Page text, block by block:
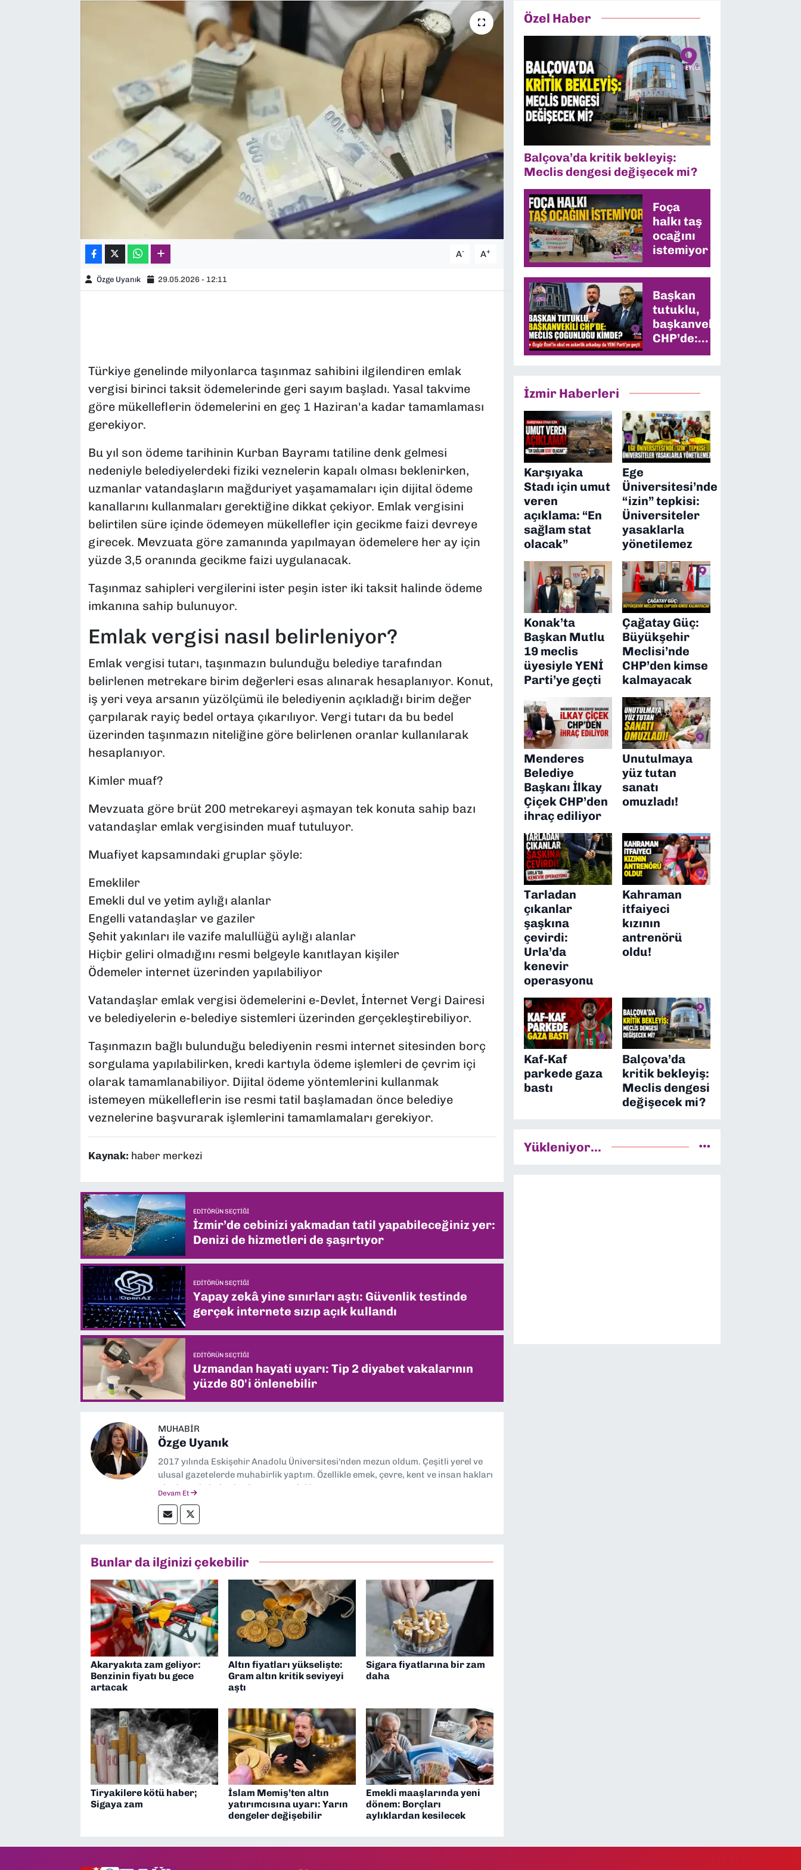
A- A+
Özge Uyanık 29.05.2026 - 12:11
Türkiye genelinde milyonlarca taşınmaz sahibini ilgilendiren emlak
vergisi birinci taksit ödemelerinde geri sayım başladı. Yasal takvime
göre mükelleflerin ödemelerini en geç 1 Haziran'a kadar tamamlaması
gerekiyor.
Bu yıl son ödeme tarihinin Kurban Bayramı tatiline denk gelmesi
nedeniyle belediyelerdeki fiziki veznelerin kapalı olması beklenirken,
uzmanlar vatandaşların mağduriyet yaşamamaları için dijital ödeme
kanallarını kullanmaları gerektiğine dikkat çekiyor. Emlak vergisini
belirtilen süre içinde ödemeyen mükellefler için gecikme faizi devreye
girecek. Mevzuata göre zamanında yapılmayan ödemelere her ay için
yüzde 3,5 oranında gecikme faizi uygulanacak.
Taşınmaz sahipleri vergilerini ister peşin ister iki taksit halinde ödeme
imkanına sahip bulunuyor.
Emlak vergisi nasıl belirleniyor?
Emlak vergisi tutarı, taşınmazın bulunduğu belediye tarafından
belirlenen metrekare birim değerleri esas alınarak hesaplanıyor. Konut,
iş yeri veya arsanın yüzölçümü ile belediyenin açıkladığı birim değer
çarpılarak rayiç bedel ortaya çıkarılıyor. Vergi tutarı da bu bedel
üzerinden taşınmazın niteliğine göre belirlenen oranlar kullanılarak
hesaplanıyor.
Kimler muaf?
Mevzuata göre brüt 200 metrekareyi aşmayan tek konuta sahip bazı
vatandaşlar emlak vergisinden muaf tutuluyor.
Muafiyet kapsamındaki gruplar şöyle:
Emekliler
Emekli dul ve yetim aylığı alanlar
Engelli vatandaşlar ve gaziler
Şehit yakınları ile vazife malullüğü aylığı alanlar
Hiçbir geliri olmadığını resmi belgeyle kanıtlayan kişiler
Ödemeler internet üzerinden yapılabiliyor
Vatandaşlar emlak vergisi ödemelerini e-Devlet, İnternet Vergi Dairesi
ve belediyelerin e-belediye sistemleri üzerinden gerçekleştirebiliyor.
Taşınmazın bağlı bulunduğu belediyenin resmi internet sitesinden borç
sorgulama yapılabilirken, kredi kartıyla ödeme işlemleri de çevrim içi
olarak tamamlanabiliyor. Dijital ödeme yöntemlerini kullanmak
istemeyen mükelleflerin ise resmi tatil başlamadan önce belediye
veznelerine başvurarak işlemlerini tamamlamaları gerekiyor.
Kaynak: haber merkezi
EDITÖRÜN SEÇTIĞI
İzmir’de cebinizi yakmadan tatil yapabileceğiniz yer:
Denizi de hizmetleri de şaşırtıyor
EDITÖRÜN SEÇTIĞI
Yapay zekâ yine sınırları aştı: Güvenlik testinde
gerçek internete sızıp açık kullandı
EDITÖRÜN SEÇTIĞI
Uzmandan hayati uyarı: Tip 2 diyabet vakalarının
yüzde 80'i önlenebilir
MUHABIR
Özge Uyanık
2017 yılında Eskişehir Anadolu Üniversitesi'nden mezun oldum. Çeşitli yerel ve
ulusal gazetelerde muhabirlik yaptım. Özellikle emek, çevre, kent ve insan hakları
alanlarında haberler üretmeye odaklanıyorum.
Devam Et
Bunlar da ilginizi çekebilir
Akaryakıta zam geliyor:
Benzinin fiyatı bu gece
artacak
Altın fiyatları yükselişte:
Gram altın kritik seviyeyi
aştı
Sigara fiyatlarına bir zam
daha
Tiryakilere kötü haber;
Sigaya zam
İslam Memiş’ten altın
yatırımcısına uyarı: Yarın
dengeler değişebilir
Emekli maaşlarında yeni
dönem: Borçları
aylıklardan kesilecek
Özel Haber
Balçova’da kritik bekleyiş:
Meclis dengesi değişecek mi?
Foça
halkı taş
ocağını
istemiyor
Başkan
tutuklu,
başkanvekili
CHP’de:
Meclis
İzmir Haberleri
Karşıyaka
Stadı için umut
veren
açıklama: “En
sağlam stat
olacak”
Ege
Üniversitesi’nde
“izin” tepkisi:
Üniversiteler
yasaklarla
yönetilemez
Konak’ta
Başkan Mutlu
19 meclis
üyesiyle YENİ
Parti’ye geçti
Çağatay Güç:
Büyükşehir
Meclisi’nde
CHP’den kimse
kalmayacak
Menderes
Belediye
Başkanı İlkay
Çiçek CHP’den
ihraç ediliyor
Unutulmaya
yüz tutan
sanatı
omuzladı!
Tarladan
çıkanlar
şaşkına
çevirdi:
Urla’da
kenevir
operasyonu
Kahraman
itfaiyeci
kızının
antrenörü
oldu!
Kaf-Kaf
parkede gaza
bastı
Balçova’da
kritik bekleyiş:
Meclis dengesi
değişecek mi?
Yükleniyor...
YEREL YÖNETİMLER